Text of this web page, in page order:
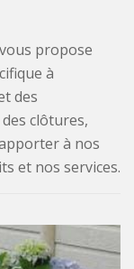
propose
à
des
clôtures,
à nos
et nos services.